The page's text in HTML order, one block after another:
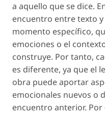
a aquello que se dice.
encuentro entre texto
momento específico,
emociones o el
construye. Por tanto,
es diferente, ya que el
obra puede aportar
emocionales nuevos o
encuentro anterior. Por